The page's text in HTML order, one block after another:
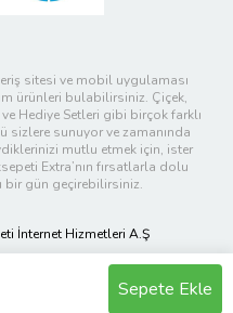
Sepete Ekle
sitesi ve mobil uygulaması
ürünleri bulabilirsiniz. Çiçek,
Hediye Setleri gibi birçok farklı
sizlere sunuyor ve zamanında
mutlu etmek için, ister
Extra’nın fırsatlarla dolu
bir gün geçirebilirsiniz.
İnternet Hizmetleri A.Ş